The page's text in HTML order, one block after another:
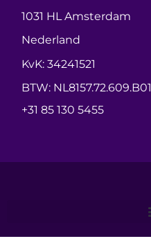
1031 HL Amsterdam
Nederland
KvK: 34241521
BTW: NL8157.72.609.B01
+31 85 130 5455